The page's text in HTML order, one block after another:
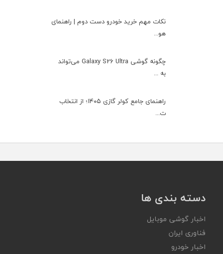
نکات مهم خرید خودرو دست دوم | راهنمای
هو...
چگونه گوشی Galaxy S26 Ultra می‌تواند
به ...
راهنمای جامع کولر گازی ۱۴۰۵؛ از انتخاب
ت...
دسته بندی ها
اخبار گوشی موبایل
فناوری ایران
اخبار خودرو